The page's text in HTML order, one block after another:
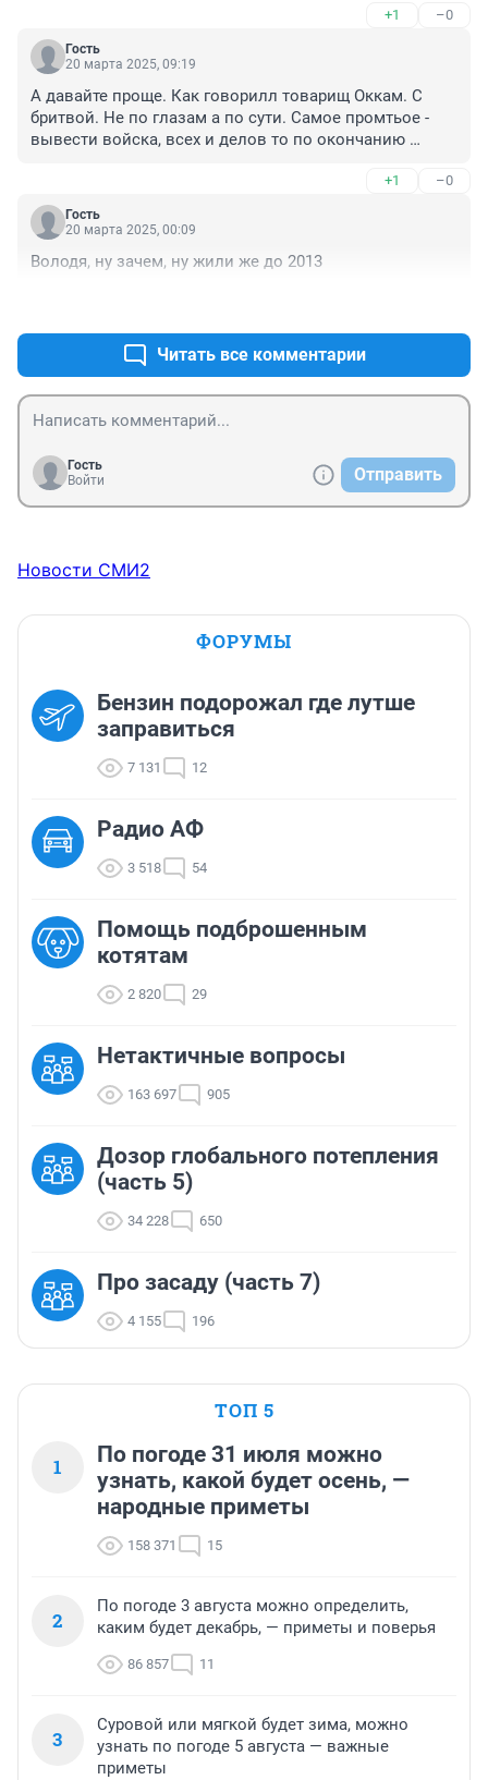
+1 –0
Гость
20 марта 2025, 09:19
А давайте проще. Как говорилл товарищ Оккам. С
бритвой. Не по глазам а по сути. Самое промтьое -
вывести войска, всех и делов то по окончанию
+1 –0
Гость
20 марта 2025, 00:09
Володя, ну зачем, ну жили же до 2013
Читать все комментарии
Гость
Войти
Отправить
Новости СМИ2
ФОРУМЫ
Бензин подорожал где лутше
заправиться
7 131 12
Радио АФ
3 518 54
Помощь подброшенным
котятам
2 820 29
Нетактичные вопросы
163 697 905
Дозор глобального потепления
(часть 5)
34 228 650
Про засаду (часть 7)
4 155 196
ТОП 5
1
По погоде 31 июля можно
узнать, какой будет осень, —
народные приметы
158 371 15
2
По погоде 3 августа можно определить,
каким будет декабрь, — приметы и поверья
86 857 11
3
Суровой или мягкой будет зима, можно
узнать по погоде 5 августа — важные
приметы